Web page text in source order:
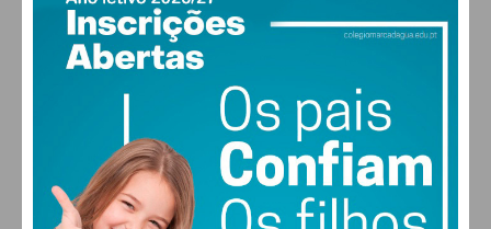
29°
clear sky
47% humidade
MAX 29 • MIN 28
29°
QUI
30
SEX
29
SÁB
27
DOM